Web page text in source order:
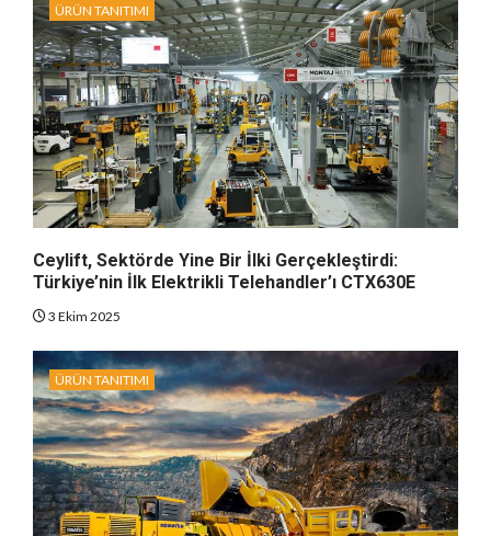
ÜRÜN TANITIMI
Ceylift, Sektörde Yine Bir İlki Gerçekleştirdi:
Türkiye’nin İlk Elektrikli Telehandler’ı CTX630E
3 Ekim 2025
ÜRÜN TANITIMI